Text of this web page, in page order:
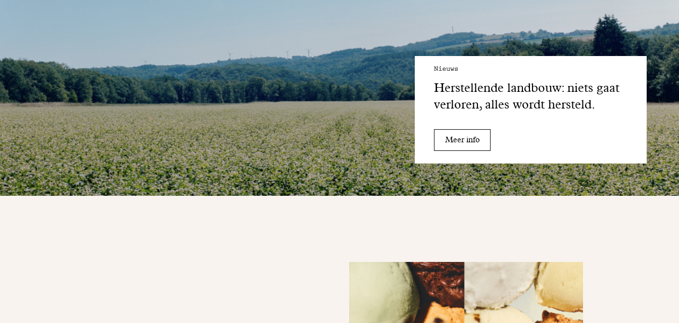
Nieuws
Herstellende landbouw: niets gaat
verloren, alles wordt hersteld.
Meer info